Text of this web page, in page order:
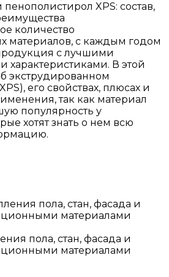
XPS: состав,
количество
материалов, с каждым годом
с лучшими
характеристиками. В этой
экструдированном
его свойствах, плюсах и
так как материал
популярность у
хотят знать о нем всю
пола, стан, фасада и
материалами